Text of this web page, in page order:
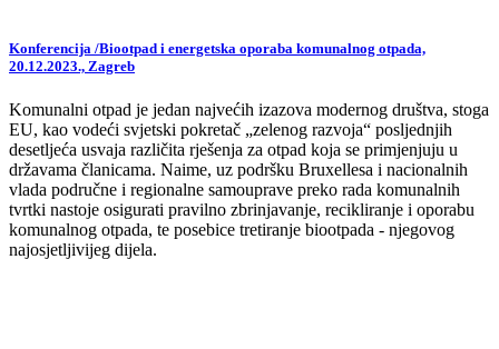
Konferencija /Biootpad i energetska oporaba komunalnog otpada,
20.12.2023., Zagreb
Komunalni otpad je jedan najvećih izazova modernog društva, stoga
EU, kao vodeći svjetski pokretač „zelenog razvoja“ posljednjih
desetljeća usvaja različita rješenja za otpad koja se primjenjuju u
državama članicama. Naime, uz podršku Bruxellesa i nacionalnih
vlada područne i regionalne samouprave preko rada komunalnih
tvrtki nastoje osigurati pravilno zbrinjavanje, recikliranje i oporabu
komunalnog otpada, te posebice tretiranje biootpada - njegovog
najosjetljivijeg dijela.